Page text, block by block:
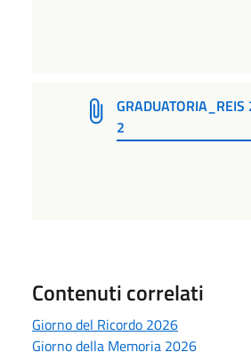
2
Contenuti correlati
Giorno del Ricordo 2026
Giorno della Memoria 2026